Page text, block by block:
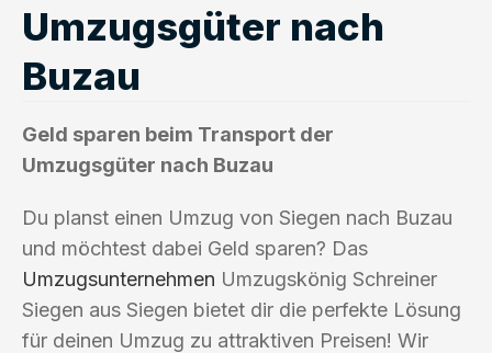
Umzugsgüter nach
Buzau
Geld sparen beim Transport der
Umzugsgüter nach Buzau
Du planst einen Umzug von Siegen nach Buzau
und möchtest dabei Geld sparen? Das
Umzugsunternehmen Umzugskönig Schreiner
Siegen aus Siegen bietet dir die perfekte Lösung
für deinen Umzug zu attraktiven Preisen! Wir